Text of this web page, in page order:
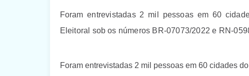
Foram entrevistadas 2 mil pessoas em 60
Eleitoral sob os números BR-07073/2022 e RN-
Foram entrevistadas 2 mil pessoas em 60 cidades